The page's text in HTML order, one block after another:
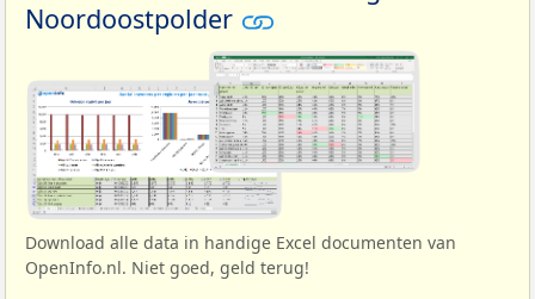
Noordoostpolder
Download alle data in handige Excel documenten van
OpenInfo.nl. Niet goed, geld terug!